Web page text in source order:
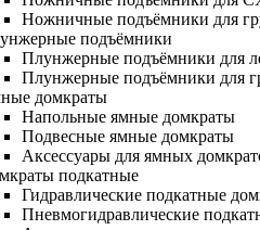
Ножничные подъёмники для
подъёмники
Плунжерные подъёмники для
Плунжерные подъёмники для
домкраты
Напольные ямные домкраты
Подвесные ямные домкраты
Аксессуары для ямных
подкатные
Гидравлические подкатные
Пневмогидравлические